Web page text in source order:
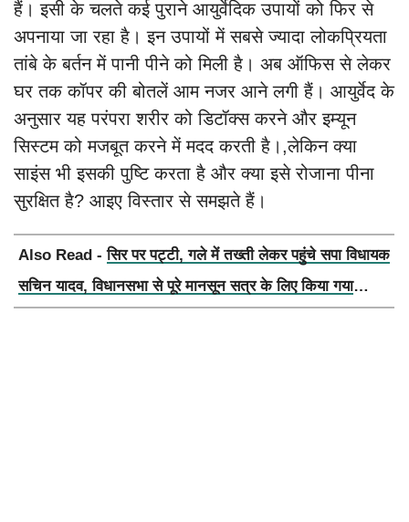
हैं। इसी के चलते कई पुराने आयुर्वेदिक उपायों को फिर से
अपनाया जा रहा है। इन उपायों में सबसे ज्यादा लोकप्रियता
तांबे के बर्तन में पानी पीने को मिली है। अब ऑफिस से लेकर
घर तक कॉपर की बोतलें आम नजर आने लगी हैं। आयुर्वेद के
अनुसार यह परंपरा शरीर को डिटॉक्स करने और इम्यून
सिस्टम को मजबूत करने में मदद करती है।,लेकिन क्या
साइंस भी इसकी पुष्टि करता है और क्या इसे रोजाना पीना
सुरक्षित है? आइए विस्तार से समझते हैं।
Also Read -सिर पर पट्टी, गले में तख्ती लेकर पहुंचे सपा विधायक
सचिन यादव, विधानसभा से पूरे मानसून सत्र के लिए किया गया